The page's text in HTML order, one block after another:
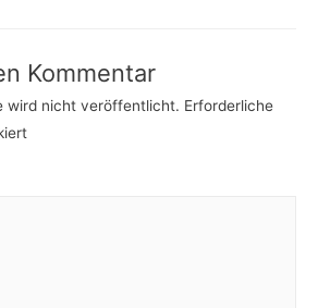
Kommentar
wird nicht veröffentlicht. Erforderliche